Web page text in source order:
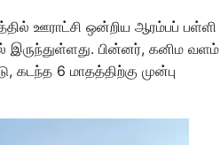
ஊராட்சி ஒன்றிய ஆரம்பப் பள்ளி
இருந்துள்ளது. பின்னர், கனிம வளம்
கடந்த 6 மாதத்திற்கு முன்பு